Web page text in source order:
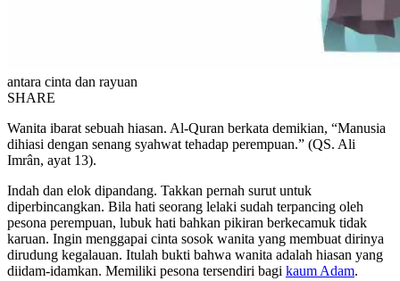
antara cinta dan rayuan
SHARE
Wanita ibarat sebuah hiasan. Al-Quran berkata demikian, “Manusia
dihiasi dengan senang syahwat tehadap perempuan.” (QS. Ali
Imrân, ayat 13).
Indah dan elok dipandang. Takkan pernah surut untuk
diperbincangkan. Bila hati seorang lelaki sudah terpancing oleh
pesona perempuan, lubuk hati bahkan pikiran berkecamuk tidak
karuan. Ingin menggapai cinta sosok wanita yang membuat dirinya
dirudung kegalauan. Itulah bukti bahwa wanita adalah hiasan yang
diidam-idamkan. Memiliki pesona tersendiri bagi kaum Adam.